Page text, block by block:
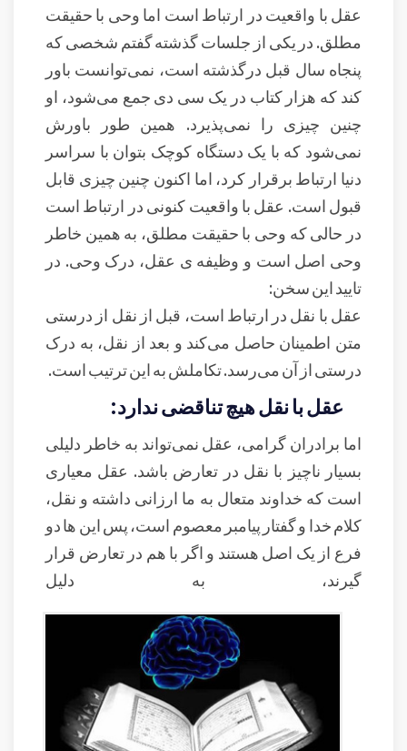
عقل با واقعیت در ارتباط است اما وحی با حقیقت
مطلق. در یکی از جلسات گذشته گفتم شخصی که
پنجاه سال قبل درگذشته است، نمی‌توانست باور
کند که هزار کتاب در یک سی دی جمع می‌شود، او
چنین چیزی را نمی‌پذیرد. همین طور باورش
نمی‌شود که با یک دستگاه کوچک بتوان با سراسر
دنیا ارتباط برقرار کرد، اما اکنون چنین چیزی قابل
قبول است. عقل با واقعیت کنونی در ارتباط است
در حالی که وحی با حقیقت مطلق، به همین خاطر
وحی اصل است و وظیفه ی عقل، درک وحی. در
تایید این سخن:
عقل با نقل در ارتباط است، قبل از نقل از درستی
متن اطمینان حاصل می‌کند و بعد از نقل، به درک
درستی از آن می‌رسد. تکاملش به این ترتیب است.
عقل با نقل هیچ تناقضی ندارد:
اما برادران گرامی، عقل نمی‌تواند به خاطر دلیلی
بسیار ناچیز با نقل در تعارض باشد. عقل معیاری
است که خداوند متعال به ما ارزانی داشته و نقل،
کلام خدا و گفتار پیامبر معصوم است، پس این ها دو
فرع از یک اصل هستند و اگر با هم در تعارض قرار
گیرند، به دلیل